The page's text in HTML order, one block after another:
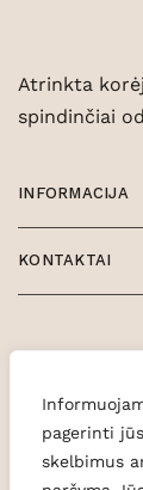
pagerinti
skelbimus
Atrinkta
spindinčiai
INFORMACIJA
KONTAKTAI